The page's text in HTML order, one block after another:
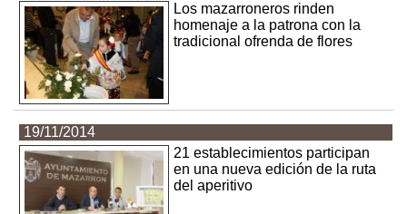
Los mazarroneros rinden
homenaje a la patrona con la
tradicional ofrenda de flores
19/11/2014
21 establecimientos participan
en una nueva edición de la ruta
del aperitivo